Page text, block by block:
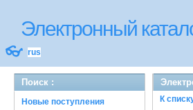
Электронный
👓 rus
Поиск :
Новые поступления
К